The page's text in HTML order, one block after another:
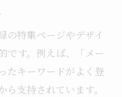
の特集ページやデザイ
です。例えば、「メー
たキーワードがよく登
支持されています。